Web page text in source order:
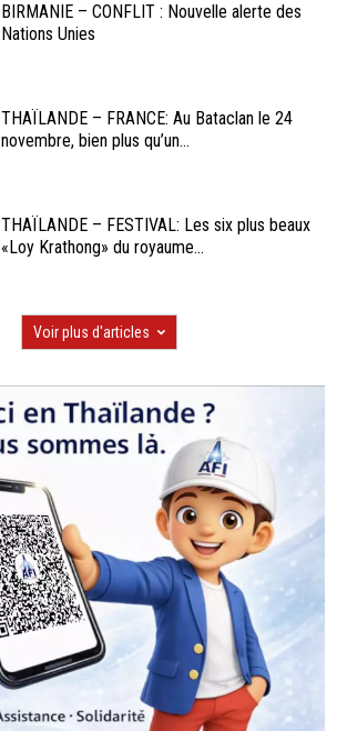
BIRMANIE – CONFLIT : Nouvelle alerte des
Nations Unies
THAÏLANDE – FRANCE: Au Bataclan le 24
novembre, bien plus qu’un...
THAÏLANDE – FESTIVAL: Les six plus beaux
«Loy Krathong» du royaume...
Voir plus d'articles